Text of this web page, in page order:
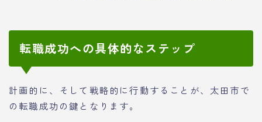
転職成功への具体的なステップ
計画的に、そして戦略的に行動することが、太田市で
の転職成功の鍵となります。